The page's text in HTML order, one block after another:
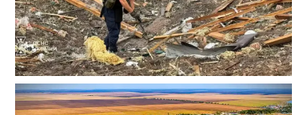
Ракетный удар по полигону на Киевщине: погибли 10
человек, сотня раненых
2